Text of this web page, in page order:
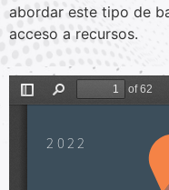
abordar este tipo de
acceso a recursos.